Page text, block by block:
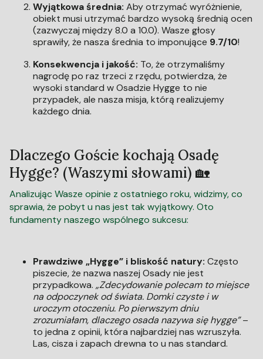
Wyjątkowa średnia: Aby otrzymać wyróżnienie,
obiekt musi utrzymać bardzo wysoką średnią ocen
(zazwyczaj między 8.0 a 10.0). Wasze głosy
sprawiły, że nasza średnia to imponujące 9.7/10!
Konsekwencja i jakość: To, że otrzymaliśmy
nagrodę po raz trzeci z rzędu, potwierdza, że
wysoki standard w Osadzie Hygge to nie
przypadek, ale nasza misja, którą realizujemy
każdego dnia.
Dlaczego Goście kochają Osadę
Hygge? (Waszymi słowami) 🏡
Analizując Wasze opinie z ostatniego roku, widzimy, co
sprawia, że pobyt u nas jest tak wyjątkowy. Oto
fundamenty naszego wspólnego sukcesu:
Prawdziwe „Hygge” i bliskość natury: Często
piszecie, że nazwa naszej Osady nie jest
przypadkowa. „Zdecydowanie polecam to miejsce
na odpoczynek od świata. Domki czyste i w
uroczym otoczeniu. Po pierwszym dniu
zrozumiałam, dlaczego osada nazywa się hygge”–
to jedna z opinii, która najbardziej nas wzruszyła.
Las, cisza i zapach drewna to u nas standard.